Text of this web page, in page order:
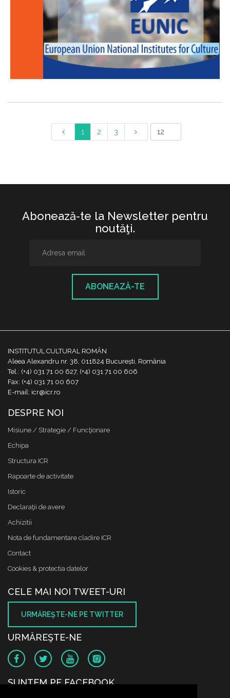
1 2 3
Abonează-te la Newsletter pentru
noutăţi.
ABONEAZĂ-TE
INSTITUTUL CULTURAL ROMÂN
Aleea Alexandru nr. 38, 011824 București, România
Tel.: (+4) 031 71 00 627, (+4) 031 71 00 606
Fax: (+4) 031 71 00 607
E-mail: icr@icr.ro
DESPRE NOI
Misiune / Strategie / Funcţionare
Echipa
Structura ICR
Rapoarte de activitate
Istoric
Declaraţii de avere
Achizitii
Nota de fundamentare cladire ICR
Contact
Cookies & protectia datelor
CELE MAI NOI TWEET-URI
URMĂREŞTE-NE PE TWITTER
URMĂREŞTE-NE
SUNTEM PE FACEBOOK